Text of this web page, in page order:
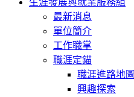
最新消息
單位簡介
工作職掌
職涯定錨
職涯進路地圖
興趣探索